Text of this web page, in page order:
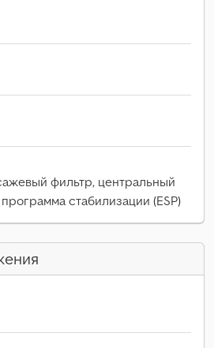
фильтр, центральный
стабилизации (ESP)